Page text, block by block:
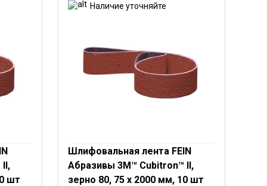
шт
Наличие уточняйте
Шлифовальная лента FEIN
Абразивы 3M™ Cubitron™ II,
зерно 80, 75 x 2000 мм, 10 шт